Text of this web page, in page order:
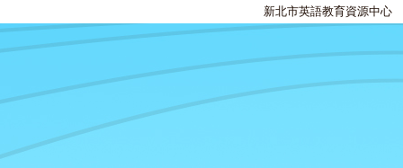
新北市英語教育資源中心